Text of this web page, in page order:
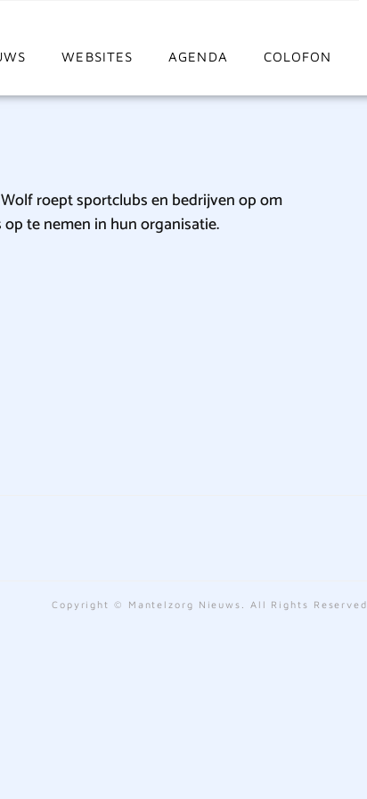
WEBSITES AGENDA COLOFON
roept sportclubs en bedrijven op om
te nemen in hun organisatie.
Copyright © Mantelzorg Nieuws. All Rights Reserved